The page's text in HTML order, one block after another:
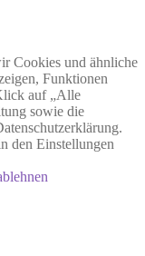
Cookies und ähnliche
Funktionen
auf „Alle
sowie die
den Einstellungen